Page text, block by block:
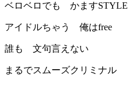
ベロベロでも かますSTYLE
アイドルちゃう 俺はfree
誰も 文句言えない
まるでスムーズクリミナル